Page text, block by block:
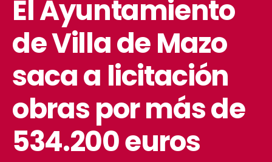
El Ayuntamiento
de Villa de Mazo
saca a licitación
obras por más de
534.200 euros